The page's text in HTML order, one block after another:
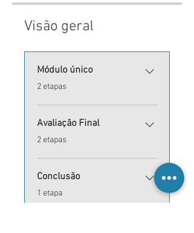
Visão geral
Módulo único
.2 etapas
Avaliação Final
.2 etapas
Conclusão
.1 etapa